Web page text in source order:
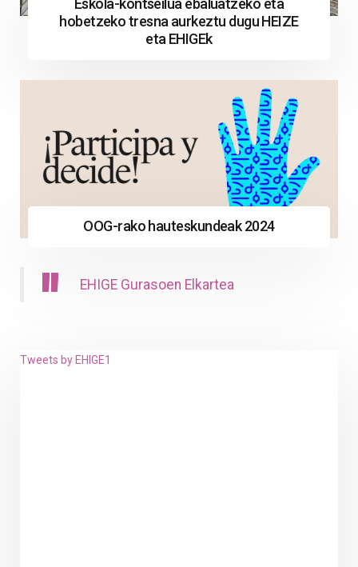
Eskola-kontseilua ebaluatzeko eta
hobetzeko tresna aurkeztu dugu HEIZE
eta EHIGEk
OOG-rako hauteskundeak 2024
EHIGE Gurasoen Elkartea
Tweets by EHIGE1